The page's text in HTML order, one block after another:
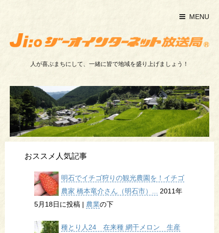
MENU
人が喜ぶまちにして、一緒に皆で地域を盛り上げましょう！
おススメ人気記事
明石でイチゴ狩りの観光農園を！イチゴ
農家 橋本竜介さん（明石市）... 2011年
5月18日に投稿 | 農業の下
種とり人24 在来種 網干メロン 生産